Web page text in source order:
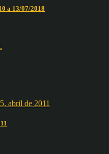
a 13/07/2018